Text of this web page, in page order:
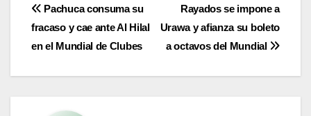
Navegación
de
entradas
Rayados se impone a
Urawa y afianza su boleto
a octavos del Mundial
Pachuca consuma su
fracaso y cae ante Al Hilal
en el Mundial de Clubes